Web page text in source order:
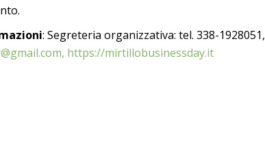
: Segreteria organizzativa: tel. 338-1928051,
https://mirtillobusinessday.it